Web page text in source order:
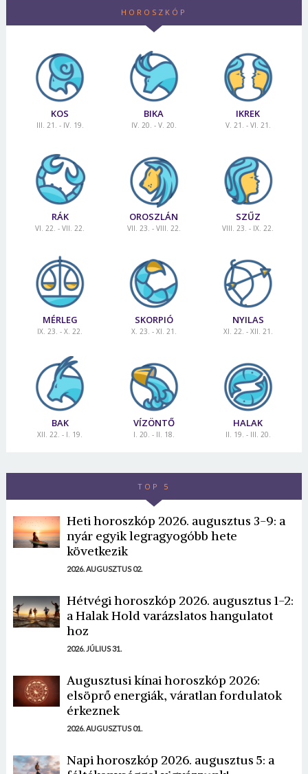
HOROSZKÓP
KOS
III. 21. - IV. 19.
BIKA
IV. 20. - V. 20.
IKREK
V. 21. - VI. 21.
RÁK
VI. 22. - VII. 22.
OROSZLÁN
VII. 23. - VIII. 22.
SZŰZ
VIII. 23. - IX. 22.
MÉRLEG
IX. 23. - X. 22.
SKORPIÓ
X. 23. - XI. 21.
NYILAS
XI. 22. - XII. 21.
BAK
XII. 22. - I. 19.
VÍZÖNTŐ
I. 20. - II. 18.
HALAK
II. 19. - III. 20.
TOP 5
Heti horoszkóp 2026. augusztus 3-9: a
nyár egyik legragyogóbb hete
következik
2026. AUGUSZTUS 02.
Hétvégi horoszkóp 2026. augusztus 1-2:
a Halak Hold varázslatos hangulatot
hoz
2026. JÚLIUS 31.
Augusztusi kínai horoszkóp 2026:
elsöprő energiák, váratlan fordulatok
érkeznek
2026. AUGUSZTUS 01.
Napi horoszkóp 2026. augusztus 5: a